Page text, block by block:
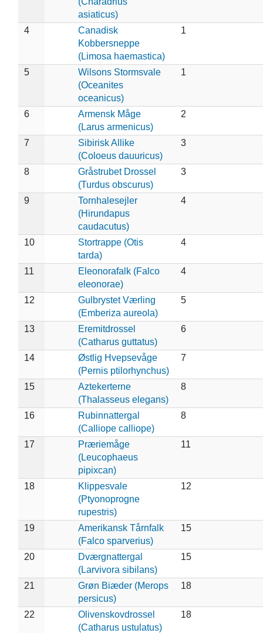
asiaticus)
4
Canadisk
Kobbersneppe
(Limosa haemastica)
1
5
Wilsons Stormsvale
(Oceanites
oceanicus)
1
6
Armensk Måge
(Larus armenicus)
2
7
Sibirisk Allike
(Coloeus dauuricus)
3
8
Gråstrubet Drossel
(Turdus obscurus)
3
9
Tornhalesejler
(Hirundapus
caudacutus)
4
10
Stortrappe (Otis
tarda)
4
11
Eleonorafalk (Falco
eleonorae)
4
12
Gulbrystet Værling
(Emberiza aureola)
5
13
Eremitdrossel
(Catharus guttatus)
6
14
Østlig Hvepsevåge
(Pernis ptilorhynchus)
7
15
Aztekerterne
(Thalasseus elegans)
8
16
Rubinnattergal
(Calliope calliope)
8
17
Præriemåge
(Leucophaeus
pipixcan)
11
18
Klippesvale
(Ptyonoprogne
rupestris)
12
19
Amerikansk Tårnfalk
(Falco sparverius)
15
20
Dværgnattergal
(Larvivora sibilans)
15
21
Grøn Biæder (Merops
persicus)
18
22
Olivenskovdrossel
(Catharus ustulatus)
18